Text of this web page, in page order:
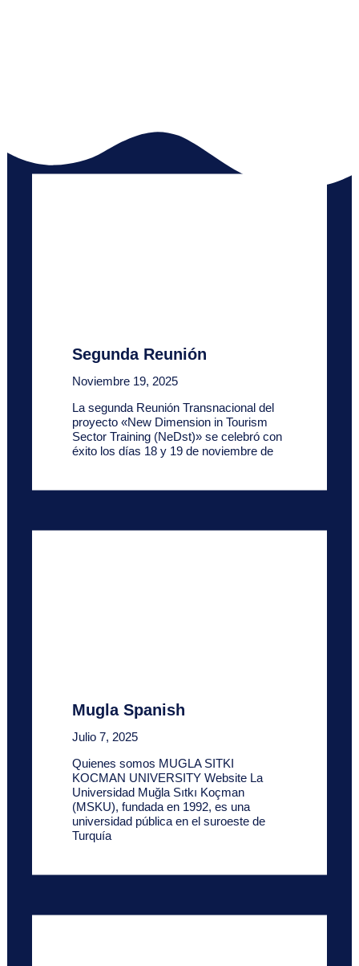
Segunda Reunión
Noviembre 19, 2025
La segunda Reunión Transnacional del
proyecto «New Dimension in Tourism
Sector Training (NeDst)» se celebró con
éxito los días 18 y 19 de noviembre de
Mugla Spanish
Julio 7, 2025
Quienes somos MUGLA SITKI
KOCMAN UNIVERSITY Website La
Universidad Muğla Sıtkı Koçman
(MSKU), fundada en 1992, es una
universidad pública en el suroeste de
Turquía